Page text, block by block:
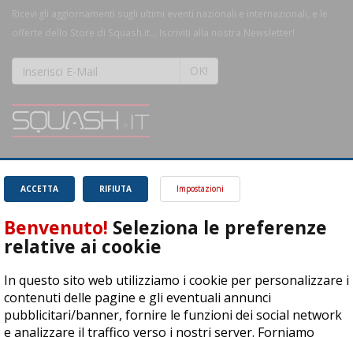
Ricevi gli aggiornamenti sugli ultimi eventi nazionali e internazionali, e le
offerte dello Store di Squash.it... Iscriviti alla nostra Newsletter!
OK!
magnifico sport.
Leggi
RIFIUTA
ACCETTA Impostazioni
Benvenuto! Seleziona le preferenze
relative ai cookie
In questo sito web utilizziamo i cookie per personalizzare i
contenuti delle pagine e gli eventuali annunci
pubblicitari/banner, fornire le funzioni dei social network
e analizzare il traffico verso i nostri server. Forniamo
ASD Let's Sport - Via T. Olivelli 3, 25014 Castenedolo (BS) - P. Iva:
04278030988
© Copyright 2015 | All Rights Reserved - Powered byDynDevice